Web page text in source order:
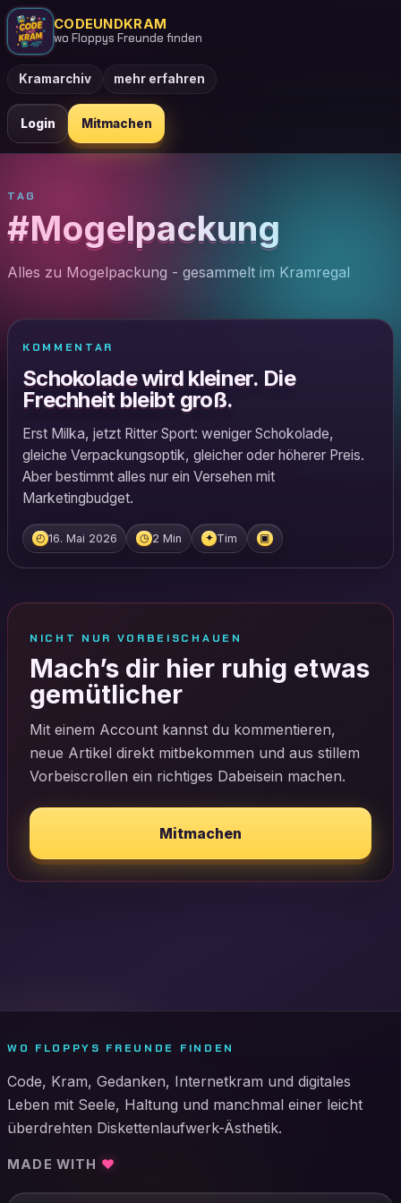
CODEUNDKRAM
wo Floppys Freunde finden
Kramarchiv mehr erfahren
Login Mitmachen
TAG
#Mogelpackung
Alles zu Mogelpackung - gesammelt im Kramregal
KOMMENTAR
Schokolade wird kleiner. Die
Frechheit bleibt groß.
Erst Milka, jetzt Ritter Sport: weniger Schokolade,
gleiche Verpackungsoptik, gleicher oder höherer Preis.
Aber bestimmt alles nur ein Versehen mit
Marketingbudget.
◴ 16. Mai 2026 ◷ 2 Min ✦ Tim ▣
NICHT NUR VORBEISCHAUEN
Mach’s dir hier ruhig etwas
gemütlicher
Mit einem Account kannst du kommentieren,
neue Artikel direkt mitbekommen und aus stillem
Vorbeiscrollen ein richtiges Dabeisein machen.
Mitmachen
WO FLOPPYS FREUNDE FINDEN
Code, Kram, Gedanken, Internetkram und digitales
Leben mit Seele, Haltung und manchmal einer leicht
überdrehten Diskettenlaufwerk-Ästhetik.
MADE WITH ♥